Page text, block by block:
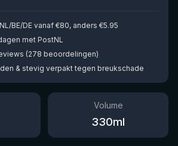
BE/DE vanaf €80, anders €5.95
met PostNL
(278 beoordelingen)
& stevig verpakt tegen breukschade
Volume
330ml